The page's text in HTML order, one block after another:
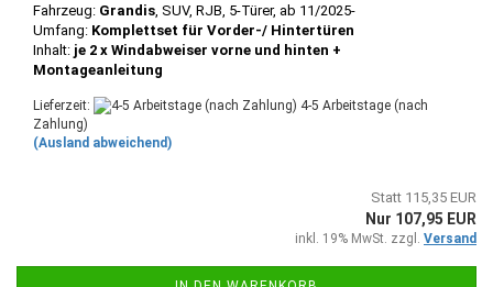
Fahrzeug: Grandis , SUV, RJB, 5-Türer, ab 11/2025-
Umfang: Komplettset für Vorder-/ Hintertüren
Inhalt: je 2 x Windabweiser vorne und hinten +
Montageanleitung
Lieferzeit:
4-5 Arbeitstage (nach
Zahlung)
(Ausland abweichend)
Statt 115,35 EUR
Nur 107,95 EUR
inkl. 19% MwSt. zzgl. Versand